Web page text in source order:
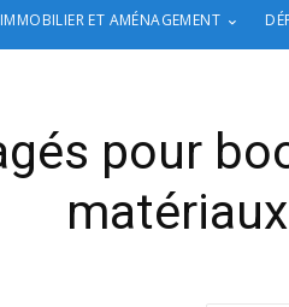
IMMOBILIER ET AMÉNAGEMENT
pour
matériaux